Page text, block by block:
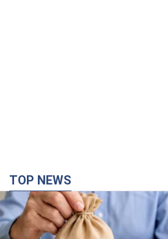
Українці "хакнули"
масово підвищують через